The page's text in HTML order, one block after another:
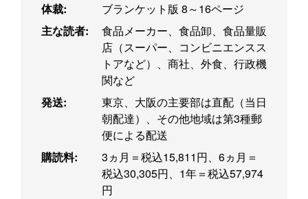
体裁:
ブランケット版 8～16ページ
主な読者:
食品メーカー、食品卸、食品量販
店（スーパー、コンビニエンスス
トアなど）、商社、外食、行政機
関など
発送:
東京、大阪の主要部は直配（当日
朝配達）、その他地域は第3種郵
便による配送
購読料:
3ヵ月＝税込15,811円、6ヵ月＝
税込30,305円、1年＝税込57,974
円